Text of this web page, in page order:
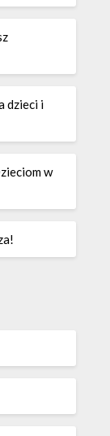
dzieci i
w